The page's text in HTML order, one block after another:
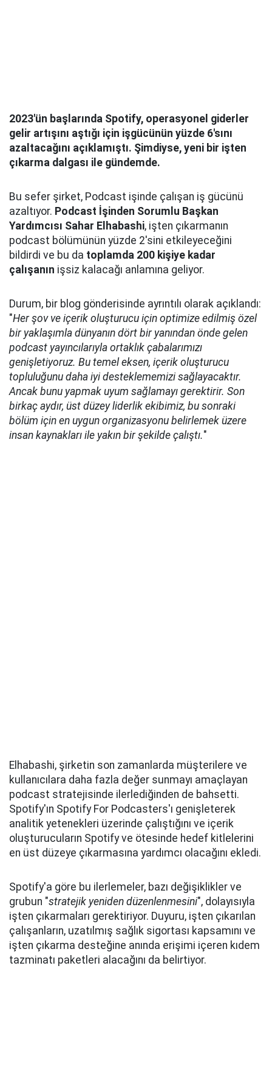
2023'ün başlarında Spotify, operasyonel giderler
gelir artışını aştığı için işgücünün yüzde 6'sını
azaltacağını açıklamıştı. Şimdiyse, yeni bir işten
çıkarma dalgası ile gündemde.
Bu sefer şirket, Podcast işinde çalışan iş gücünü
azaltıyor. Podcast İşinden Sorumlu Başkan
Yardımcısı Sahar Elhabashi, işten çıkarmanın
podcast bölümünün yüzde 2'sini etkileyeceğini
bildirdi ve bu da toplamda 200 kişiye kadar
çalışanın işsiz kalacağı anlamına geliyor.
Durum, bir blog gönderisinde ayrıntılı olarak açıklandı:
"Her şov ve içerik oluşturucu için optimize edilmiş özel
bir yaklaşımla dünyanın dört bir yanından önde gelen
podcast yayıncılarıyla ortaklık çabalarımızı
genişletiyoruz. Bu temel eksen, içerik oluşturucu
topluluğunu daha iyi desteklememizi sağlayacaktır.
Ancak bunu yapmak uyum sağlamayı gerektirir. Son
birkaç aydır, üst düzey liderlik ekibimiz, bu sonraki
bölüm için en uygun organizasyonu belirlemek üzere
insan kaynakları ile yakın bir şekilde çalıştı."
Elhabashi, şirketin son zamanlarda müşterilere ve
kullanıcılara daha fazla değer sunmayı amaçlayan
podcast stratejisinde ilerlediğinden de bahsetti.
Spotify'ın Spotify For Podcasters'ı genişleterek
analitik yetenekleri üzerinde çalıştığını ve içerik
oluşturucuların Spotify ve ötesinde hedef kitlelerini
en üst düzeye çıkarmasına yardımcı olacağını ekledi.
Spotify'a göre bu ilerlemeler, bazı değişiklikler ve
grubun "stratejik yeniden düzenlenmesini", dolayısıyla
işten çıkarmaları gerektiriyor. Duyuru, işten çıkarılan
çalışanların, uzatılmış sağlık sigortası kapsamını ve
işten çıkarma desteğine anında erişimi içeren kıdem
tazminatı paketleri alacağını da belirtiyor.